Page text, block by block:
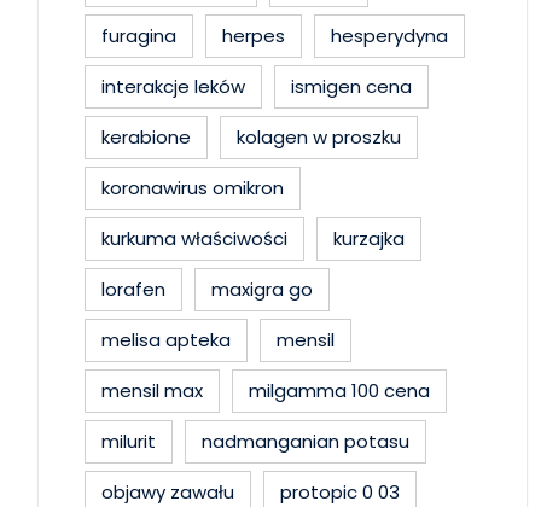
furagina
herpes
hesperydyna
interakcje leków
ismigen cena
kerabione
kolagen w proszku
koronawirus omikron
kurkuma właściwości
kurzajka
lorafen
maxigra go
melisa apteka
mensil
mensil max
milgamma 100 cena
milurit
nadmanganian potasu
objawy zawału
protopic 0 03